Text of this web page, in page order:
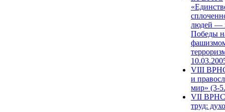
людей —
Победы
VIII
и
мир» (3-
VII ВРНС
труд: